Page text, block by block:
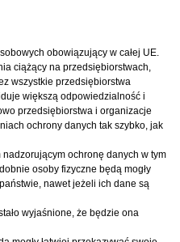
obowiązujący w całej UE.
ciążący na przedsiębiorstwach,
wszystkie przedsiębiorstwa
większą odpowiedzialność i
przedsiębiorstwa i organizacje
ochrony danych tak szybko, jak
ochronę danych w tym
osoby fizyczne będą mogły
nawet jeżeli ich dane są
wyjaśnione, że będzie ona